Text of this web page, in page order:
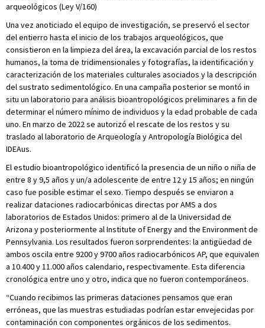
arqueológicos (Ley V/160)
Una vez anoticiado el equipo de investigación, se preservó el sector
del entierro hasta el inicio de los trabajos arqueológicos, que
consistieron en la limpieza del área, la excavación parcial de los restos
humanos, la toma de tridimensionales y fotografías, la identificación y
caracterización de los materiales culturales asociados y la descripción
del sustrato sedimentológico. En una campaña posterior se montó in
situ un laboratorio para análisis bioantropológicos preliminares a fin de
determinar el número mínimo de individuos y la edad probable de cada
uno. En marzo de 2022 se autorizó el rescate de los restos y su
traslado al laboratorio de Arqueología y Antropología Biológica del
IDEAus.
El estudio bioantropológico identificó la presencia de un niño o niña de
entre 8 y 9,5 años y un/a adolescente de entre 12 y 15 años; en ningún
caso fue posible estimar el sexo. Tiempo después se enviaron a
realizar dataciones radiocarbónicas directas por AMS a dos
laboratorios de Estados Unidos: primero al de la Universidad de
Arizona y posteriormente al Institute of Energy and the Environment de
Pennsylvania. Los resultados fueron sorprendentes: la antigüedad de
ambos oscila entre 9200 y 9700 años radiocarbónicos AP, que equivalen
a 10.400 y 11.000 años calendario, respectivamente. Esta diferencia
cronológica entre uno y otro, indica que no fueron contemporáneos.
“Cuando recibimos las primeras dataciones pensamos que eran
erróneas, que las muestras estudiadas podrían estar envejecidas por
contaminación con componentes orgánicos de los sedimentos.